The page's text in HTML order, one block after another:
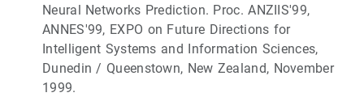
Neural Networks Prediction. Proc. ANZIIS'99,
ANNES'99, EXPO on Future Directions for
Intelligent Systems and Information Sciences,
Dunedin / Queenstown, New Zealand, November
1999.